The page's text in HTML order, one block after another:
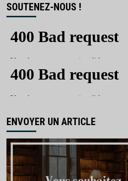
SOUTENEZ-NOUS !
ENVOYER UN ARTICLE